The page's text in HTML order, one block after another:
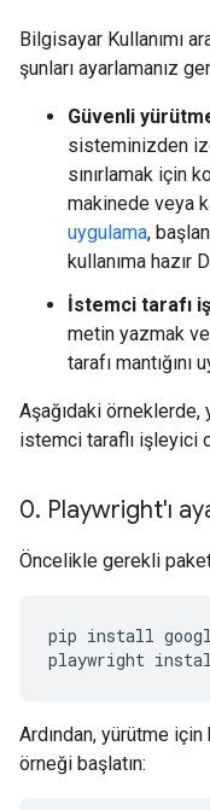
Bilgisayar Kullanımı
şunları ayarlamanız
Güvenli
sisteminizden
sınırlamak için
makinede veya
uygulama,
kullanıma hazır
İstemci tarafı
metin yazmak
tarafı mantığını
Aşağıdaki örneklerde,
istemci taraflı işleyici
0. Playwright'ı
Öncelikle gerekli
pip install
playwright
Ardından, yürütme
örneği başlatın: